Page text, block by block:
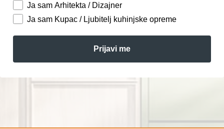
Ja sam Arhitekta / Dizajner
Ja sam Kupac / Ljubitelj kuhinjske opreme
Prijavi me